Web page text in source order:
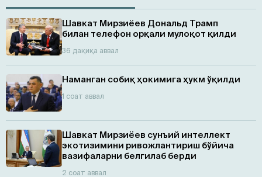
Шавкат Мирзиёев Дональд Трамп
билан телефон орқали мулоқот қилди
36 дақиқа аввал
Наманган собиқ ҳокимига ҳукм ўқилди
1 соат аввал
Шавкат Мирзиёев сунъий интеллект
экотизимини ривожлантириш бўйича
вазифаларни белгилаб берди
2 соат аввал